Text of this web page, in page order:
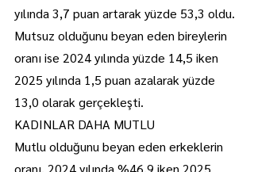
yılında 3,7 puan artarak yüzde 53,3 oldu.
Mutsuz olduğunu beyan eden bireylerin
oranı ise 2024 yılında yüzde 14,5 iken
2025 yılında 1,5 puan azalarak yüzde
13,0 olarak gerçekleşti.
KADINLAR DAHA MUTLU
Mutlu olduğunu beyan eden erkeklerin
oranı, 2024 yılında %46,9 iken 2025